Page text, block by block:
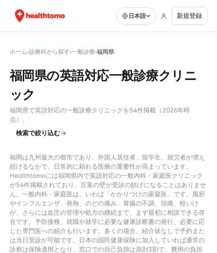
日本語 新規登録
ホーム›診療科から探す›一般診療›福岡県
福岡県の英語対応一般診療クリニ
ック
福岡県で英語対応の一般診療クリニックを54件掲載（2026年時
点）。
検索で絞り込む
福岡は九州最大の都市であり、外国人居住者、留学生、就労者が増え
続けるなかで、日常的に頼れる医療の重要性が高まっています。
Healthtomoには福岡県内で英語対応の一般内科・家庭医クリニック
が54件掲載されており、言葉の壁が受診の妨げになることはありませ
ん。一般内科・家庭医は、いわば「かかりつけの家庭医」です。風邪
やインフルエンザ、発熱、のどの痛み、胃腸の不調、頭痛、軽いけ
が、さらには血圧の管理や処方の継続まで、まず最初に相談できる存
在です。予防接種、就職や就学に必要な健康診断書の発行、必要に応
じた専門医への紹介も行います。多くの場合、紹介状なしで予約また
は当日受診が可能です。日本の国民健康保険に加入していれば通常の
診察は保険適用となり、窓口での自己負担は原則3割で、費用の負担